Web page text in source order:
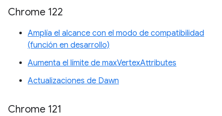
Chrome 122
Amplía el alcance con el modo de compatibilidad
(función en desarrollo)
Aumenta el límite de maxVertexAttributes
Actualizaciones de Dawn
Chrome 121